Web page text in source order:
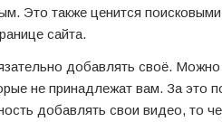
Это также ценится
сайта.
добавлять своё.
не принадлежат вам. За это
добавлять свои видео, то